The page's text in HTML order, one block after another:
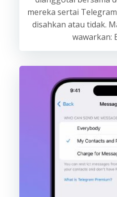
mereka sertai
disahkan atau tidak.
wawarkan: